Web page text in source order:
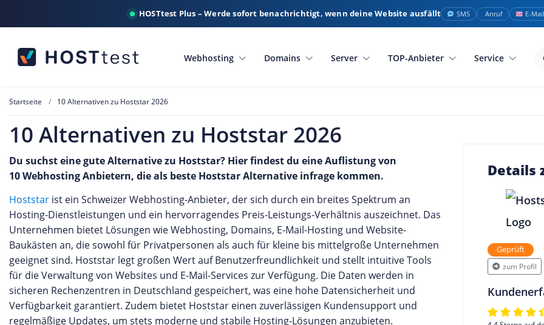
HOSTtest Plus – Werde sofort benachrichtigt, wenn deine Website ausfällt SMS Anruf E-Mail
Webhosting Domains Server TOP-Anbieter Service
Startseite 10 Alternativen zu Hoststar 2026
10 Alternativen zu Hoststar 2026
Du suchst eine gute Alternative zu Hoststar? Hier findest du eine Auflistung von
10 Webhosting Anbietern, die als beste Hoststar Alternative infrage kommen.
Hoststar ist ein Schweizer Webhosting-Anbieter, der sich durch ein breites Spektrum an
Hosting-Dienstleistungen und ein hervorragendes Preis-Leistungs-Verhältnis auszeichnet. Das
Unternehmen bietet Lösungen wie Webhosting, Domains, E-Mail-Hosting und Website-
Baukästen an, die sowohl für Privatpersonen als auch für kleine bis mittelgroße Unternehmen
geeignet sind. Hoststar legt großen Wert auf Benutzerfreundlichkeit und stellt intuitive Tools
für die Verwaltung von Websites und E-Mail-Services zur Verfügung. Die Daten werden in
sicheren Rechenzentren in Deutschland gespeichert, was eine hohe Datensicherheit und
Verfügbarkeit garantiert. Zudem bietet Hoststar einen zuverlässigen Kundensupport und
regelmäßige Updates, um stets moderne und stabile Hosting-Lösungen anzubieten.
Details
Geprüft
zum Profil